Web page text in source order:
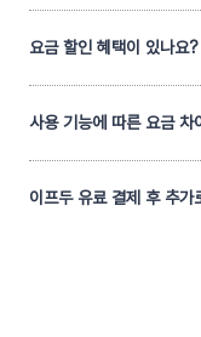
요금 할인 혜택이 있나요?
사용 기능에 따른 요금 차
이프두 유료 결제 후 추